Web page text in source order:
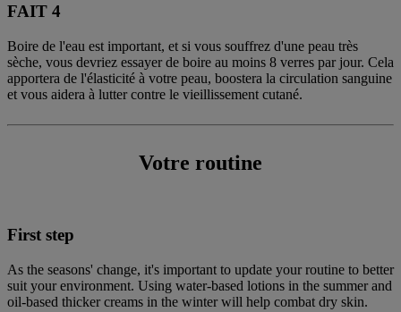
FAIT 4
Boire de l'eau est important, et si vous souffrez d'une peau très
sèche, vous devriez essayer de boire au moins 8 verres par jour. Cela
apportera de l'élasticité à votre peau, boostera la circulation sanguine
et vous aidera à lutter contre le vieillissement cutané.
Votre routine
First step
As the seasons' change, it's important to update your routine to better
suit your environment. Using water-based lotions in the summer and
oil-based thicker creams in the winter will help combat dry skin.